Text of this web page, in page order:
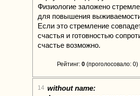
Физиологие заложено
для повышения
Если это стремление
счастья и готовностью
счастье возможно.
Рейтинг: 0 (проголосовало: 0)
14 without name: